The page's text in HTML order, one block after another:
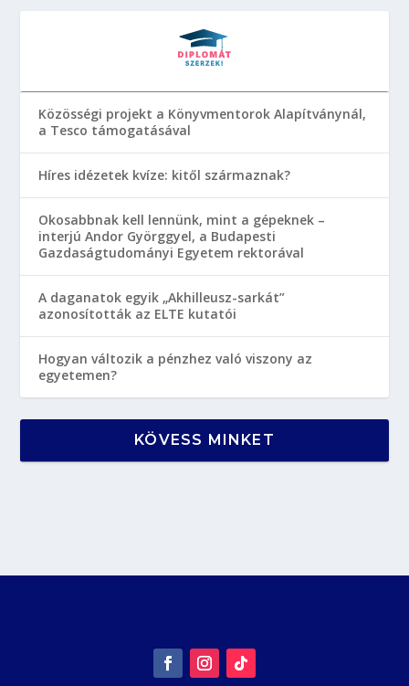
Közösségi projekt a Könyvmentorok Alapítványnál,
a Tesco támogatásával
Híres idézetek kvíze: kitől származnak?
Okosabbnak kell lennünk, mint a gépeknek –
interjú Andor Györggyel, a Budapesti
Gazdaságtudományi Egyetem rektorával
A daganatok egyik „Akhilleusz-sarkát”
azonosították az ELTE kutatói
Hogyan változik a pénzhez való viszony az
egyetemen?
KÖVESS MINKET